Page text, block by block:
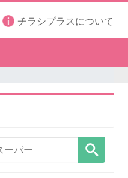
チラシプラスについて